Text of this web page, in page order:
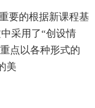
要的根据新课程基
采用了“创设情
点以各种形式的
美